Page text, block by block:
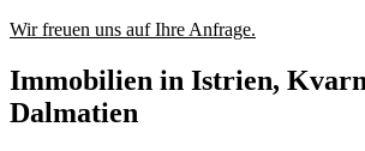
Wir freuen uns auf Ihre Anfrage.
Immobilien in Istrien,
Dalmatien